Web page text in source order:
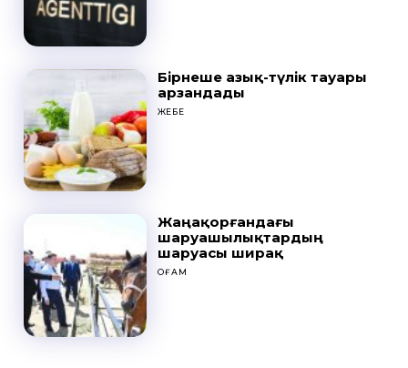
Бірнеше азық-түлік тауары
арзандады
ЖЕБЕ
Жаңақорғандағы
шаруашылықтардың
шаруасы ширақ
ҚОҒАМ